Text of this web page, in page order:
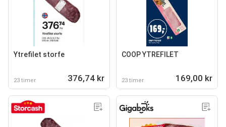
Ytrefilet storfe
23 timer 376,74 kr
COOP YTREFILET
23 timer 169,00 kr